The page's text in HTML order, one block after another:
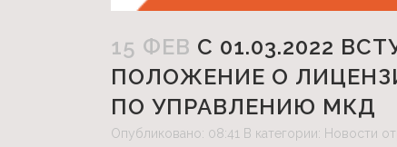
15 ФЕВ C 01.03.2022
ПОЛОЖЕНИЕ О
ПО УПРАВЛЕНИЮ МКД
Опубликовано: 08:41 В категории: Новости